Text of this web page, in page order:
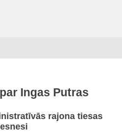
Ingas Putras
rajona tiesas